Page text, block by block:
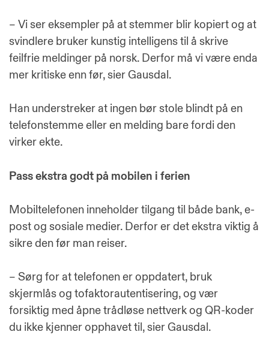
– Vi ser eksempler på at stemmer blir kopiert og at
svindlere bruker kunstig intelligens til å skrive
feilfrie meldinger på norsk. Derfor må vi være enda
mer kritiske enn før, sier Gausdal.
Han understreker at ingen bør stole blindt på en
telefonstemme eller en melding bare fordi den
virker ekte.
Pass ekstra godt på mobilen i ferien
Mobiltelefonen inneholder tilgang til både bank, e-
post og sosiale medier. Derfor er det ekstra viktig å
sikre den før man reiser.
– Sørg for at telefonen er oppdatert, bruk
skjermlås og tofaktorautentisering, og vær
forsiktig med åpne trådløse nettverk og QR-koder
du ikke kjenner opphavet til, sier Gausdal.